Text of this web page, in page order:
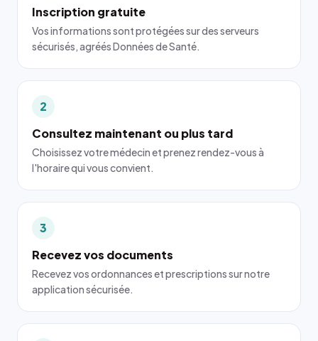
Inscription gratuite
Vos informations sont protégées sur des serveurs
sécurisés, agréés Données de Santé.
2
Consultez maintenant ou plus tard
Choisissez votre médecin et prenez rendez-vous à
l'horaire qui vous convient.
3
Recevez vos documents
Recevez vos ordonnances et prescriptions sur notre
application sécurisée.